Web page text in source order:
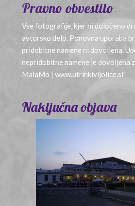
Pravno obvestilo
Vse fotografije, kjer ni določeno
avtorsko delo. Ponovna uporaba
pridobitne namene ni dovoljena.
nepridobitne namene je dovoljena
MalaMo | www.utrinkivijolice.si"
Naključna objava